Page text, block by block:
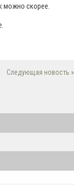
можно скорее.
Следующая новость »